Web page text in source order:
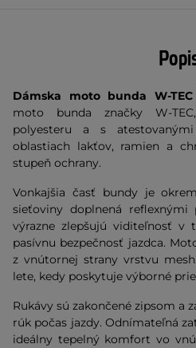
Dámska moto bunda W-
moto bunda značky W-
polyesteru a s
oblastiach lakťov, ramien a
stupeň ochrany.
Vonkajšia časť bundy je
sieťoviny doplnená
výrazne zlepšujú viditeľnosť v
pasívnu bezpečnosť jazdca.
z vnútornej strany vrstvu
lete, kedy poskytuje výborné
Rukávy sú zakončené zipsom a
rúk počas jazdy. Odnímateľná
ideálny tepelný komfort vo